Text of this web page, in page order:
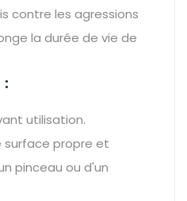
contre les agressions
la durée de vie de
:
utilisation.
surface propre et
pinceau ou d'un